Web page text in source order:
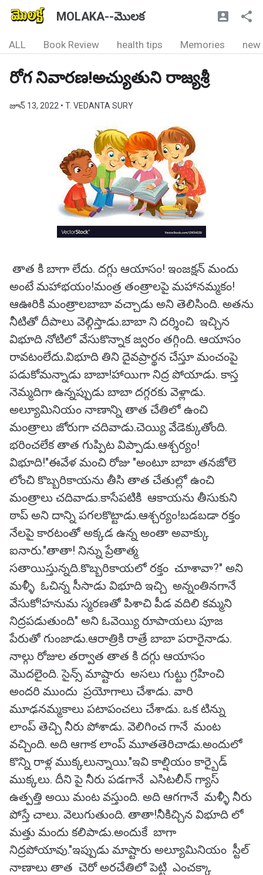
MOLAKA--మొలక
ALL Book Review health tips Memories new
రోగ నివారణ!అచ్యుతుని రాజ్యశ్రీ
జూన్ 13, 2022 • T. VEDANTA SURY
తాత కి బాగా లేదు. దగ్గు ఆయాసం! ఇంజక్షన్ మందు
అంటే మహాభయం!మంత్ర తంత్రాలపై మహానమ్మకం!
ఆఊరికి మంత్రాలబాబా వచ్చాడు అని తెలిసింది. అతను
నీటితో దీపాలు వెల్గిస్తాడు.బాబా ని దర్శించి ఇచ్చిన
విభూది నోటిలో వేసుకొన్నాక జ్వరం తగ్గింది. ఆయాసం
రావటంలేదు.విభూది తిని దైవప్రార్థన చేస్తూ మంచంపై
పడుకోమన్నాడు బాబా!హాయిగా నిద్ర పోయాడు. కాస్త
నెమ్మదిగా ఉన్నప్పుడు బాబా దగ్గరకు వెళ్లాడు.
అల్యూమినియం నాణాన్ని తాత చేతిలో ఉంచి
మంత్రాలు జోరుగా చదివాడు.చెయ్యి వేడెక్కుతోంది.
భరించలేక తాత గుప్పిట విప్పాడు.ఆశ్చర్యం!
విభూది!"ఈవేళ మంచి రోజు "అంటూ బాబా తనజోలె
లోంచి కొబ్బరికాయను తీసి తాత చేతుల్లో ఉంచి
మంత్రాలు చదివాడు.కాసేపటికి ఆకాయను తీసుకుని
ఠాప్ అని దాన్ని పగలకొట్టాడు.ఆశ్చర్యం!బడబడా రక్తం
నేలపై కారటంతో అక్కడ ఉన్న అంతా అవాక్కు
ఐనారు."తాతా! నిన్ను ప్రేతాత్మ
సతాయిస్తున్నది.కొబ్బరికాయలో రక్తం చూశావా?" అని
మళ్ళీ ఓచిన్న సీసాడు విభూది ఇచ్చి అన్నంతినగానే
వేసుకో!హనుమ స్మరణతో పిశాచి పీడ వదిలి కమ్మని
నిద్రపడుతుంది" అని ఓవెయ్యి రూపాయలు పూజ
పేరుతో గుంజాడు.ఆరాత్రికి రాత్రే బాబా పరారైనాడు.
నాల్గు రోజుల తర్వాత తాత కి దగ్గు ఆయాసం
మొదలైంది. సైన్స్ మాష్టారు అసలు గుట్టు గ్రహించి
అందరి ముందు ప్రయోగాలు చేశాడు. వారి
మూఢనమ్మకాలు పటాపంచలు చేశాడు. ఒక టిన్ను
లాంప్ తెచ్చి నీరు పోశాడు. వెలిగించ గానే మంట
వచ్చింది. అది ఆగాక లాంప్ మూతతెరిచాడు.అందులో
కొన్ని రాళ్ల ముక్కలున్నాయి."ఇవి కాల్షియం కార్బైడ్
ముక్కలు. దీని పై నీరు పడగానే ఎసిటలీన్ గ్యాస్
ఉత్పత్తి అయి మంట వస్తుంది. అది ఆగగానే మళ్ళీ నీరు
పోస్తే చాలు. వెలుగుతుంది. తాతా!నీకిచ్చిన విభూది లో
మత్తు మందు కలిపాడు.అందుకే బాగా
నిద్రపోయావు."ఇప్పుడు మాష్టారు అల్యూమినియం స్టీల్
నాణాలు తాత చెరో అరచేతిలో పెట్టి ఎంచక్కా